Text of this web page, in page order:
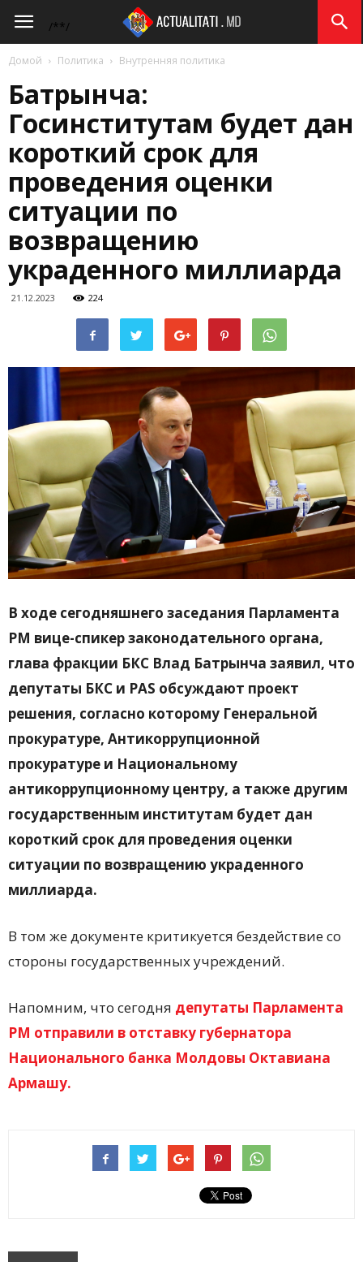
/**/
Actualitati.md
Домой Политика Внутренняя политика
Батрынча:
Госинститутам будет дан
короткий срок для
проведения оценки
ситуации по
возвращению
украденного миллиарда
21.12.2023 224
В ходе сегодняшнего заседания Парламента
РМ вице-спикер законодательного органа,
глава фракции БКС Влад Батрынча заявил, что
депутаты БКС и PAS обсуждают проект
решения, согласно которому Генеральной
прокуратуре, Антикоррупционной
прокуратуре и Национальному
антикоррупционному центру, а также другим
государственным институтам будет дан
короткий срок для проведения оценки
ситуации по возвращению украденного
миллиарда.
В том же документе критикуется бездействие со
стороны государственных учреждений.
Напомним, что сегодня депутаты Парламента
РМ отправили в отставку губернатора
Национального банка Молдовы Октавиана
Армашу.